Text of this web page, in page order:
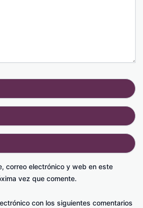
correo electrónico y web en este
vez que comente.
con los siguientes comentarios